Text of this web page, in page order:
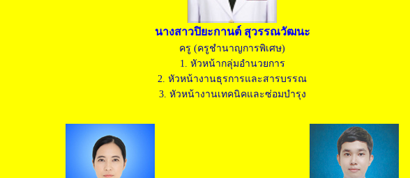
นางสาวปิยะกานต์ สุวรรณวัฒนะ
ครู (ครูชำนาญการพิเศษ)
1. หัวหน้ากลุ่มอำนวยการ
2. หัวหน้างานธุรการและสารบรรณ
3. หัวหน้างานเทคนิคและซ่อมบำรุง